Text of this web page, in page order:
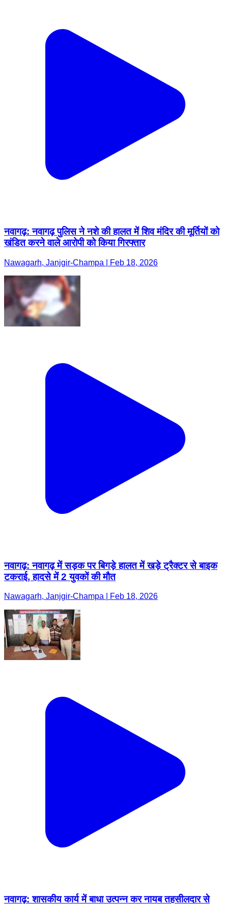
नवागढ़: नवागढ़ पुलिस ने नशे की हालत में शिव मंदिर की मूर्तियों को
खंडित करने वाले आरोपी को किया गिरफ्तार
Nawagarh, Janjgir-Champa | Feb 18, 2026
नवागढ़: नवागढ़ में सड़क पर बिगड़े हालत में खड़े ट्रैक्टर से बाइक
टकराई, हादसे में 2 युवकों की मौत
Nawagarh, Janjgir-Champa | Feb 18, 2026
नवागढ़: शासकीय कार्य में बाधा उत्पन्न कर नायब तहसीलदार से